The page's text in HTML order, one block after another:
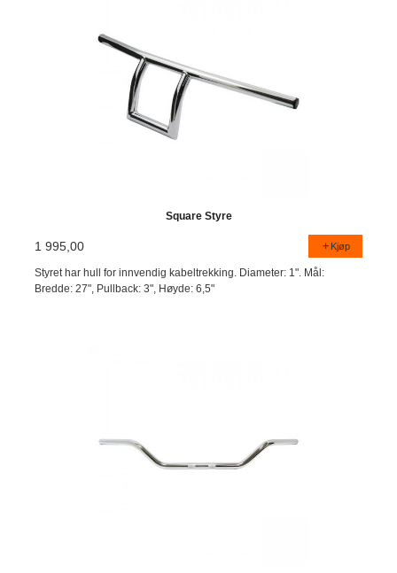
Square Styre
1 995,00 Kjøp
Styret har hull for innvendig kabeltrekking. Diameter: 1". Mål:
Bredde: 27", Pullback: 3", Høyde: 6,5"